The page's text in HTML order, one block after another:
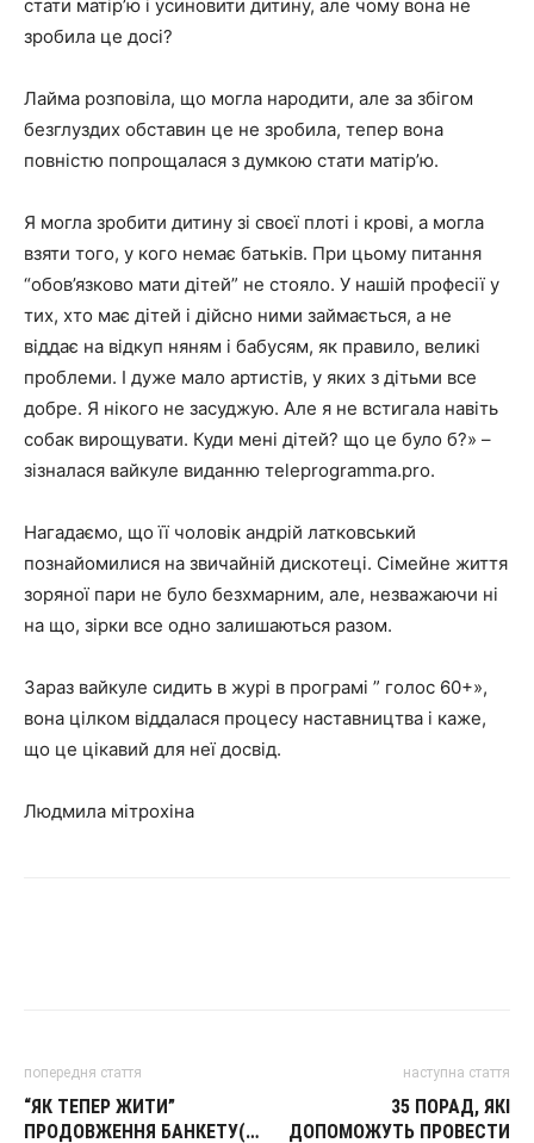
стати матір’ю і усиновити дитину, але чому вона не
зробила це досі?
Лайма розповіла, що могла народити, але за збігом
безглуздих обставин це не зробила, тепер вона
повністю попрощалася з думкою стати матір’ю.
Я могла зробити дитину зі своєї плоті і крові, а могла
взяти того, у кого немає батьків. При цьому питання
“обов’язково мати дітей” не стояло. У нашій професії у
тих, хто має дітей і дійсно ними займається, а не
віддає на відкуп няням і бабусям, як правило, великі
проблеми. І дуже мало артистів, у яких з дітьми все
добре. Я нікого не засуджую. Але я не встигала навіть
собак вирощувати. Куди мені дітей? що це було б?» –
зізналася вайкуле виданню тeleprogramma.pro.
Нагадаємо, що її чоловік андрій латковський
познайомилися на звичайній дискотеці. Сімейне життя
зоряної пари не було безхмарним, але, незважаючи ні
на що, зірки все одно залишаються разом.
Зараз вайкуле сидить в журі в програмі ” голос 60+»,
вона цілком віддалася процесу наставництва і каже,
що це цікавий для неї досвід.
Людмила мітрохіна
попередня стаття
“ЯК ТЕПЕР ЖИТИ”
ПРОДОВЖЕННЯ БАНКЕТУ(…
наступна стаття
35 ПОРАД, ЯКІ
ДОПОМОЖУТЬ ПРОВЕСТИ